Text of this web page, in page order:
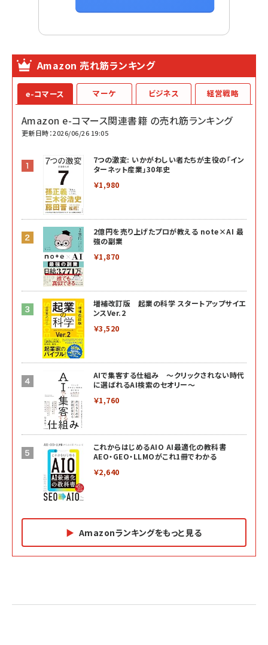
Amazon 売れ筋ランキング
e-コマース
Amazon e-コマース関連書籍 の売れ筋ランキング
更新日時：2026/06/26 19:05
7つの激変: いかがわしい者たちが主役の「イン
ターネット産業」30年史
￥1,980
2億円を売り上げたプロが教える note×AI 最
強の副業
￥1,870
増補改訂版 起業の科学 スタートアップサイエ
ンスVer.2
￥3,520
AIで集客する仕組み ～クリックされない時代
に選ばれるAI検索のセオリー～
￥1,760
これからはじめるAIO AI最適化の教科書
AEO・GEO・LLMOがこれ1冊でわかる
￥2,640
Amazonランキングをもっと見る
マーケ
2億円を売り上げたプロが教える note×AI 最強の
ビジネス
anan(アンアン)2026/07/01号 No.2501[魅せる
経営戦略
ベインキャピタル 企業価値向上力の秘密